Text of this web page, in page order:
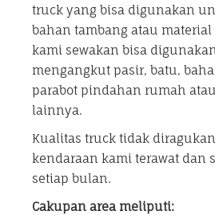
truck yang bisa digunakan
bahan tambang atau
kami sewakan bisa
mengangkut pasir, batu,
parabot pindahan rumah
lainnya.
Kualitas truck tidak
kendaraan kami terawat dan
setiap bulan.
Cakupan area meliputi: